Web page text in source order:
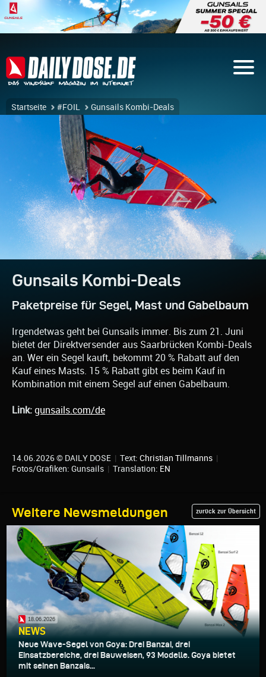
Startseite #FOIL Gunsails Kombi-Deals
Gunsails Kombi-Deals
Paketpreise für Segel, Mast und Gabelbaum
Irgendetwas geht bei Gunsails immer. Bis zum 21. Juni
bietet der Direktversender aus Saarbrücken Kombi-Deals
an. Wer ein Segel kauft, bekommt 20 % Rabatt auf den
Kauf eines Masts. 15 % Rabatt gibt es beim Kauf in
Kombination mit einem Segel auf einen Gabelbaum.
Link: gunsails.com/de
14.06.2026 © DAILY DOSE | Text: Christian Tillmanns |
Fotos/Grafiken: Gunsails | Translation: EN
Weitere Newsmeldungen zurück zur Übersicht
18.06.2026
NEWS
Neue Wave-Segel von Goya: Drei Banzai, drei
Einsatzbereiche, drei Bauweisen, 93 Modelle. Goya bietet
mit seinen Banzais...